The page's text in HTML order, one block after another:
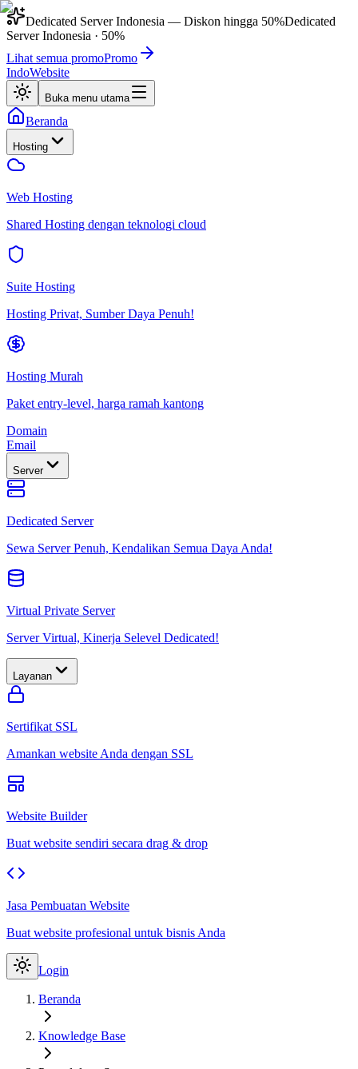
Dedicated Server Indonesia — Diskon hingga 50%Dedicated
Server Indonesia · 50%
Lihat semua promoPromo
IndoWebsite
Buka menu utama
Beranda
Hosting
Web Hosting
Shared Hosting dengan teknologi cloud
Suite Hosting
Hosting Privat, Sumber Daya Penuh!
Hosting Murah
Paket entry-level, harga ramah kantong
Domain
Email
Server
Dedicated Server
Sewa Server Penuh, Kendalikan Semua Daya Anda!
Virtual Private Server
Server Virtual, Kinerja Selevel Dedicated!
Layanan
Sertifikat SSL
Amankan website Anda dengan SSL
Website Builder
Buat website sendiri secara drag & drop
Jasa Pembuatan Website
Buat website profesional untuk bisnis Anda
Login
Beranda
Knowledge Base